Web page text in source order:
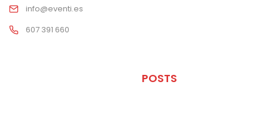
info@eventi.es
607 391 660
POSTS